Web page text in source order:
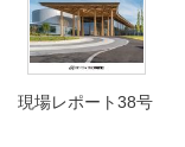
現場レポート38号